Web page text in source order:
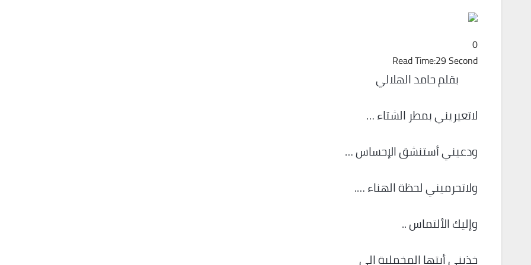
0
Read Time:29 Second
بقلم حامد الهلالي
لاتعيريني بمطر الشتاء …
ودعيني أستنشق الإحساس …
ولاتحرميني لحظة الهناء ….
وإليك الألتماس ..
خذيني أيتها المخملية الى